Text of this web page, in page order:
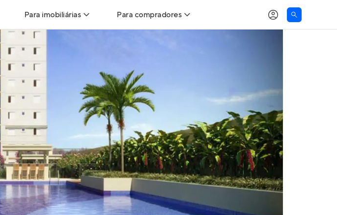
Para imobiliárias
Leads para Imobiliárias
Hub de imobiliárias
Anunciar imóveis
Para compradores
Calcule seu Poder de Compra
Comprar x Alugar
Correção do INCC
Simulador de Financiamento
Encontre um corretor